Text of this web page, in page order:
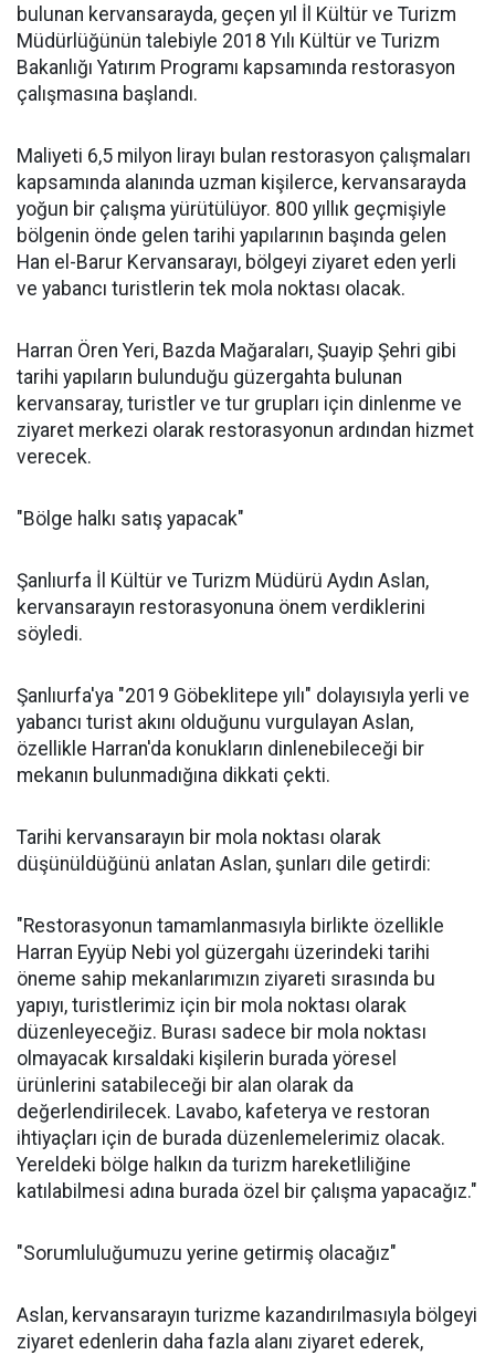
bulunan kervansarayda, geçen yıl İl Kültür ve Turizm
Müdürlüğünün talebiyle 2018 Yılı Kültür ve Turizm
Bakanlığı Yatırım Programı kapsamında restorasyon
çalışmasına başlandı.
Maliyeti 6,5 milyon lirayı bulan restorasyon çalışmaları
kapsamında alanında uzman kişilerce, kervansarayda
yoğun bir çalışma yürütülüyor. 800 yıllık geçmişiyle
bölgenin önde gelen tarihi yapılarının başında gelen
Han el-Barur Kervansarayı, bölgeyi ziyaret eden yerli
ve yabancı turistlerin tek mola noktası olacak.
Harran Ören Yeri, Bazda Mağaraları, Şuayip Şehri gibi
tarihi yapıların bulunduğu güzergahta bulunan
kervansaray, turistler ve tur grupları için dinlenme ve
ziyaret merkezi olarak restorasyonun ardından hizmet
verecek.
"Bölge halkı satış yapacak"
Şanlıurfa İl Kültür ve Turizm Müdürü Aydın Aslan,
kervansarayın restorasyonuna önem verdiklerini
söyledi.
Şanlıurfa'ya "2019 Göbeklitepe yılı" dolayısıyla yerli ve
yabancı turist akını olduğunu vurgulayan Aslan,
özellikle Harran'da konukların dinlenebileceği bir
mekanın bulunmadığına dikkati çekti.
Tarihi kervansarayın bir mola noktası olarak
düşünüldüğünü anlatan Aslan, şunları dile getirdi:
"Restorasyonun tamamlanmasıyla birlikte özellikle
Harran Eyyüp Nebi yol güzergahı üzerindeki tarihi
öneme sahip mekanlarımızın ziyareti sırasında bu
yapıyı, turistlerimiz için bir mola noktası olarak
düzenleyeceğiz. Burası sadece bir mola noktası
olmayacak kırsaldaki kişilerin burada yöresel
ürünlerini satabileceği bir alan olarak da
değerlendirilecek. Lavabo, kafeterya ve restoran
ihtiyaçları için de burada düzenlemelerimiz olacak.
Yereldeki bölge halkın da turizm hareketliliğine
katılabilmesi adına burada özel bir çalışma yapacağız."
"Sorumluluğumuzu yerine getirmiş olacağız"
Aslan, kervansarayın turizme kazandırılmasıyla bölgeyi
ziyaret edenlerin daha fazla alanı ziyaret ederek,